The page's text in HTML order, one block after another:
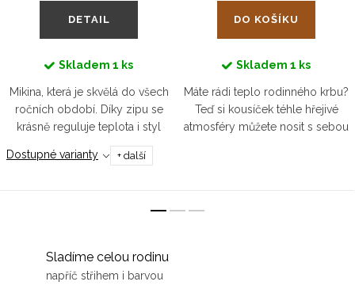
DETAIL
Skladem 1 ks
Mikina, která je skvělá do všech
ročních období. Díky zipu se
krásně reguluje teplota i styl
obléknutí. Jelikož vypadá
parádně k džínům i teplákům,
Dostupné varianty + další
DO KOŠÍKU
Skladem 1 ks
Máte rádi teplo rodinného krbu?
Teď si kousíček téhle hřejivé
atmosféry můžete nosit s sebou
Sladíme celou rodinu
napříč střihem i barvou